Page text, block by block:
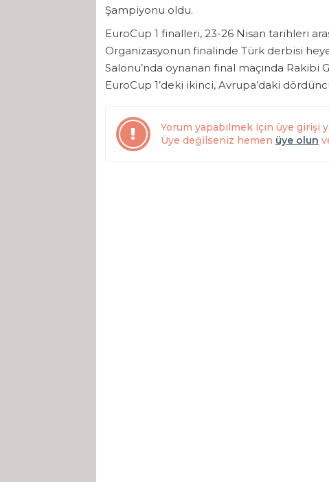
Şampiyonu oldu.
EuroCup 1 finalleri, 23-26 Nisan tarihleri
Organizasyonun finalinde Türk derbisi
Salonu’nda oynanan final maçında Rakibi
EuroCup 1’deki ikinci, Avrupa’daki
Yorum yapabilmek için üye girişi
Üye değilseniz hemen üye olun